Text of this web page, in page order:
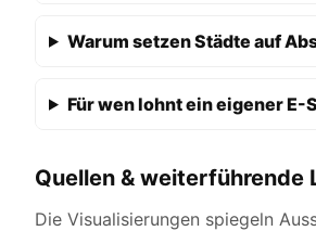
Warum setzen Städte auf
Für wen lohnt ein eigener E-
Quellen & weiterführende
Die Visualisierungen spiegeln